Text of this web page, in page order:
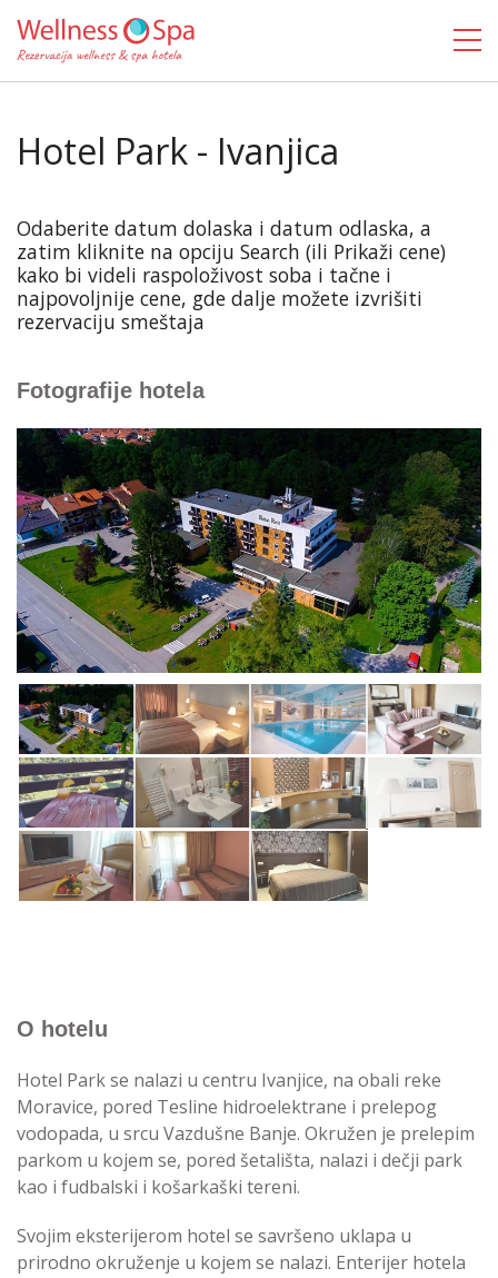
Hotel Park - Ivanjica
Odaberite datum dolaska i datum odlaska, a
zatim kliknite na opciju Search (ili Prikaži cene)
kako bi videli raspoloživost soba i tačne i
najpovoljnije cene, gde dalje možete izvrišiti
rezervaciju smeštaja
Fotografije hotela
O hotelu
Hotel Park se nalazi u centru Ivanjice, na obali reke
Moravice, pored Tesline hidroelektrane i prelepog
vodopada, u srcu Vazdušne Banje. Okružen je prelepim
parkom u kojem se, pored šetališta, nalazi i dečji park
kao i fudbalski i košarkaški tereni.
Svojim eksterijerom hotel se savršeno uklapa u
prirodno okruženje u kojem se nalazi. Enterijer hotela